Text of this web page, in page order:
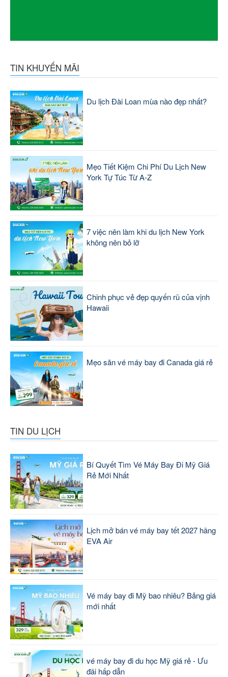
TIN KHUYẾN MÃI
Du lịch Đài Loan mùa nào đẹp nhất?
Mẹo Tiết Kiệm Chi Phí Du Lịch New
York Tự Túc Từ A-Z
7 việc nên làm khi du lịch New York
không nên bỏ lỡ
Chinh phục vẻ đẹp quyến rũ của vịnh
Hawaii
Mẹo săn vé máy bay đi Canada giá rẻ
TIN DU LỊCH
Bí Quyết Tìm Vé Máy Bay Đi Mỹ Giá
Rẻ Mới Nhất
Lịch mở bán vé máy bay tết 2027 hãng
EVA Air
Vé máy bay đi Mỹ bao nhiêu? Bảng giá
mới nhất
vé máy bay đi du học Mỹ giá rẻ - Ưu
đãi hấp dẫn